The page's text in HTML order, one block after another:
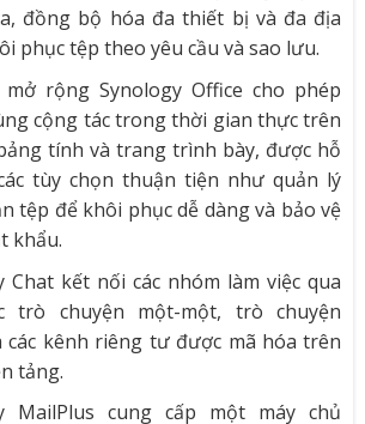
đồng bộ hóa đa thiết bị và đa địa
phục tệp theo yêu cầu và sao lưu.
rộng Synology Office cho phép
cộng tác trong thời gian thực trên
tính và trang trình bày, được hỗ
tùy chọn thuận tiện như quản lý
tệp để khôi phục dễ dàng và bảo vệ
khẩu.
Chat kết nối các nhóm làm việc qua
trò chuyện một-một, trò chuyện
các kênh riêng tư được mã hóa trên
tảng.
MailPlus cung cấp một máy chủ